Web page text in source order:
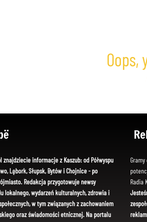
znajdziecie informacje z Kaszub: od Półwyspu
Lębork, Słupsk, Bytów i Chojnice - po
Redakcja przygotowuje newsy
lokalnego, wydarzeń kulturalnych, zdrowia i
w tym związanych z zachowaniem
oraz świadomości etnicznej. Na portalu
Gramy
Radia